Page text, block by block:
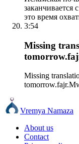
это время
3:54
Missing
Missing
Vremya Namaza
About us
Contact